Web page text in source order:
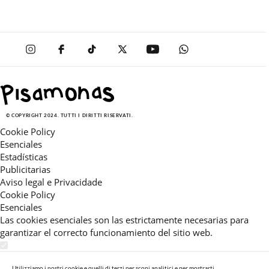
© COPYRIGHT 2024. TUTTI I DIRITTI RISERVATI.
Cookie Policy
Esenciales
Estadísticas
Publicitarias
Aviso legal e Privacidade
Cookie Policy
Esenciales
Las cookies esenciales son las estrictamente necesarias para
garantizar el correcto funcionamiento del sitio web.